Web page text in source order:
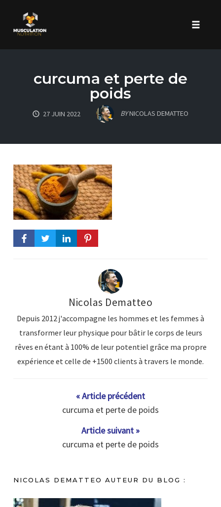
curcuma et perte de
poids
27 JUIN 2022 BYNICOLAS DEMATTEO
Nicolas Dematteo
Depuis 2012 j'accompagne les hommes et les femmes à
transformer leur physique pour bâtir le corps de leurs
rêves en étant à 100% de leur potentiel grâce ma propre
expérience et celle de +1500 clients à travers le monde.
« Article précédent
curcuma et perte de poids
Article suivant »
curcuma et perte de poids
NICOLAS DEMATTEO AUTEUR DU BLOG :